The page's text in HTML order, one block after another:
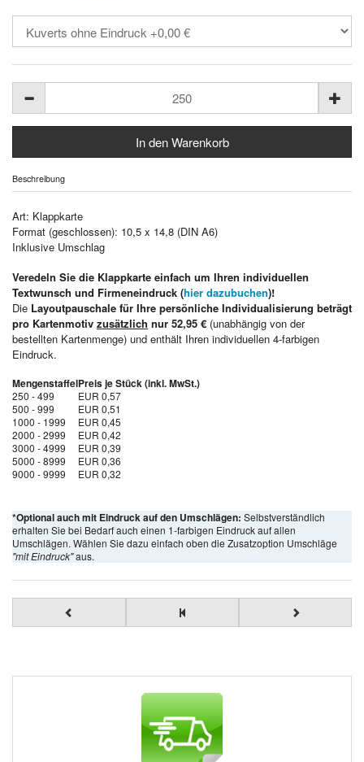
Beschreibung
Art: Klappkarte
Format (geschlossen): 10,5 x 14,8 (DIN A6)
Inklusive Umschlag
Veredeln Sie die Klappkarte einfach um Ihren individuellen
Textwunsch und Firmeneindruck (hier dazubuchen)!
Die Layoutpauschale für Ihre persönliche Individualisierung beträgt
pro Kartenmotiv zusätzlich nur 52,95 € (unabhängig von der
bestellten Kartenmenge) und enthält Ihren individuellen 4-farbigen
Eindruck.
MengenstaffelPreis je Stück (inkl. MwSt.)
250 - 499
EUR 0,57
500 - 999
EUR 0,51
1000 - 1999
EUR 0,45
2000 - 2999
EUR 0,42
3000 - 4999
EUR 0,39
5000 - 8999
EUR 0,36
9000 - 9999
EUR 0,32
*Optional auch mit Eindruck auf den Umschlägen: Selbstverständlich
erhalten Sie bei Bedarf auch einen 1-farbigen Eindruck auf allen
Umschlägen. Wählen Sie dazu einfach oben die Zusatzoption Umschläge
"mit Eindruck"aus.